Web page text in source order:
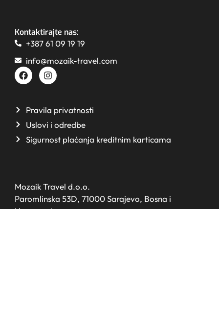
Kontaktirajte nas:
+387 61 09 19 19
info@mozaik-travel.com
Pravila privatnosti
Uslovi i odredbe
Sigurnost plaćanja kreditnim karticama
Mozaik Travel d.o.o.
Paromlinska 53D, 71000 Sarajevo, Bosna i
Hercegovina